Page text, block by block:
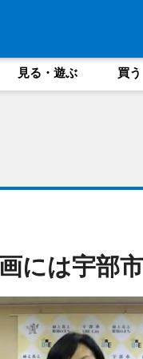
見る・遊ぶ 買う
には宇部